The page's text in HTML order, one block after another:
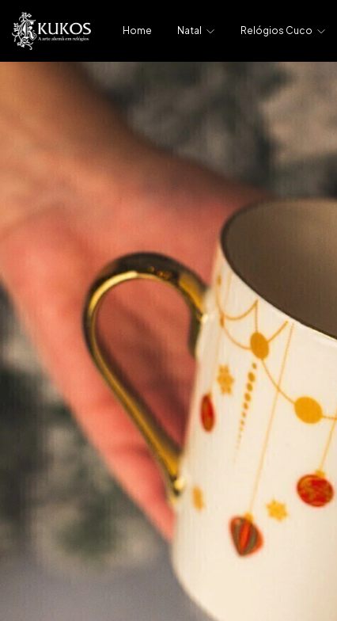
Home Natal Relógios Cuco